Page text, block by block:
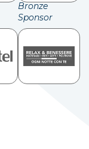
Bronze
Sponsor